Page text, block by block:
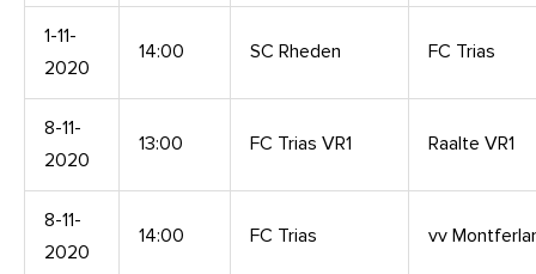
1-11-
2020
14:00 SC Rheden FC Trias
8-11-
2020
13:00 FC Trias VR1 Raalte VR1
8-11-
2020
14:00 FC Trias vv